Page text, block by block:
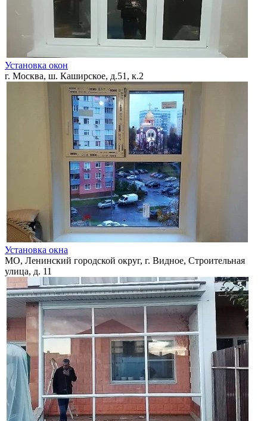
Установка окон
г. Москва, ш. Каширское, д.51, к.2
Установка окна
МО, Ленинский городской округ, г. Видное, Строительная
улица, д. 11